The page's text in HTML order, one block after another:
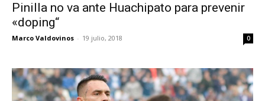
Pinilla no va ante Huachipato para prevenir
«doping“
Marco Valdovinos - 19 julio, 2018 0